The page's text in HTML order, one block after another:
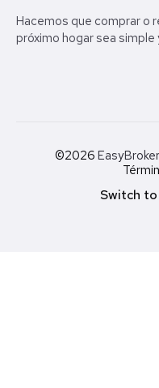
Hacemos que comprar o
próximo hogar sea simple
©2026 EasyBroker
Switch to